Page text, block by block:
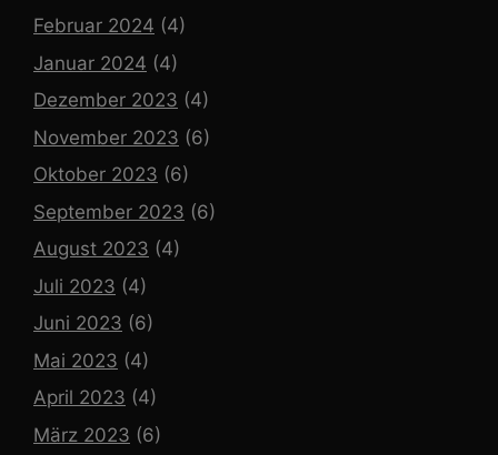
Februar 2024 (4)
Januar 2024 (4)
Dezember 2023 (4)
November 2023 (6)
Oktober 2023 (6)
September 2023 (6)
August 2023 (4)
Juli 2023 (4)
Juni 2023 (6)
Mai 2023 (4)
April 2023 (4)
März 2023 (6)